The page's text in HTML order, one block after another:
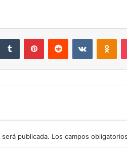
Tumblr PinterestReddit VKontakte
publicada. Los campos